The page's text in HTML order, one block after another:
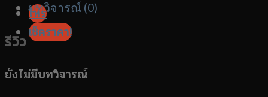
โทร
เช็คราคา!
บทวิจารณ์ (0)
รีวิว
ยังไม่มีบทวิจารณ์